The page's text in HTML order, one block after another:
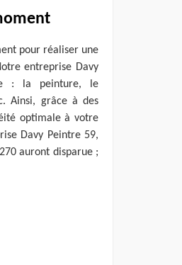
pour réaliser une
entreprise Davy
: la peinture, le
Ainsi, grâce à des
optimale à votre
Davy Peintre 59,
auront disparue ;